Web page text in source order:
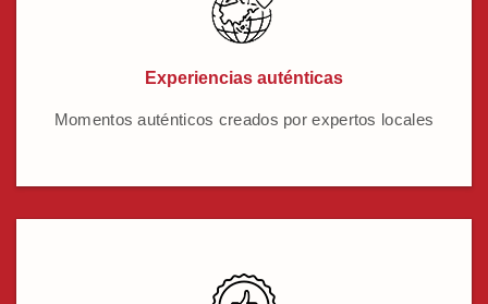
Experiencias auténticas
Momentos auténticos creados por expertos locales